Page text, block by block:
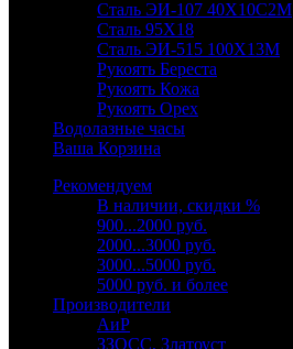
Сталь ЭИ-107 40Х10С2М
Сталь 95Х18
Сталь ЭИ-515 100Х13М
Рукоять Береста
Рукоять Кожа
Рукоять Орех
Водолазные часы
Ваша Корзина
Рекомендуем
В наличии, скидки %
900...2000 руб.
2000...3000 руб.
3000...5000 руб.
5000 руб. и более
Производители
АиР
ЗЗОСС, Златоуст